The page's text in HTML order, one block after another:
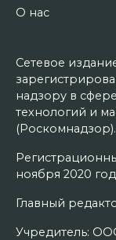
О нас
Сетевое
надзору в
технологий и
(Роскомнадзор).
ноября 2020
Главный
Учредитель: